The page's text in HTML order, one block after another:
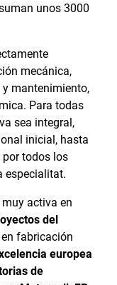
unos 3000
mecánica,
mantenimiento,
Para todas
sea integral,
inicial, hasta
todos los
especialitat.
muy activa en
del
fabricación
europea
de